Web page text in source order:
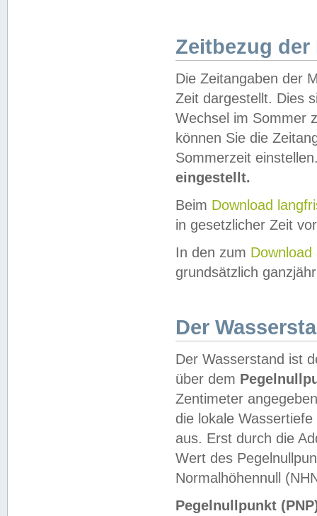
Zeitbezug der
Die Zeitangaben der
Zeit dargestellt. Dies
Wechsel im Sommer
können Sie die
Sommerzeit
eingestellt.
Beim Download
in gesetzlicher Zeit
In den zum Download
grundsätzlich
Der
Der Wasserstand ist
über dem
Zentimeter
die lokale
aus. Erst durch die
Wert des
Normalhöhennull
Pegelnullpunkt